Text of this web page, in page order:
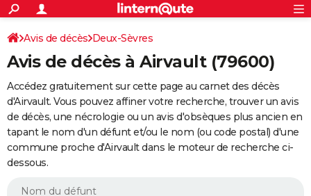
ACTUALITÉS
Politique
Société
Faits Divers
Education
Monde
Villes
+
SPORT
Coupe du monde 2026
Football
Tennis
Cyclisme
Rugby
Forum
Programme TV
TNT
Streaming
Cinéma
Sorties cinéma
Musique
+
FINANCE
Retraite
Epargne
Immobilier
Risques naturels par ville
Assurance
AUTO
Essais
Réserver un essai
Citadines
Berlines
SUV
Forum auto
+
HIGH-TECH
BRICOLAGE
Connexion
Avis de décès Deux-Sèvres
Avis de décès à Airvault (79600)
Accédez gratuitement sur cette page au carnet des décès
d'Airvault. Vous pouvez affiner votre recherche, trouver un avis
de décès, une nécrologie ou un avis d'obsèques plus ancien en
tapant le nom d'un défunt et/ou le nom (ou code postal) d'une
commune proche d'Airvault dans le moteur de recherche ci-
dessous.